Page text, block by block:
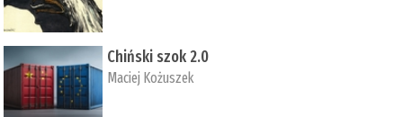
Chiński szok 2.0
Maciej Kożuszek